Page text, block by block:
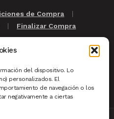
del dispositivo. Lo
personalizados. El
de navegación o los
negativamente a ciertas
de Compra |
| Finalizar Compra